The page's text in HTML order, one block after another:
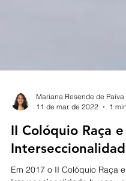
11 de mar. de 2022
II Colóquio Raça e
Interseccionalidade